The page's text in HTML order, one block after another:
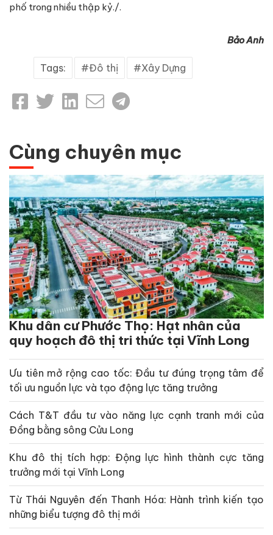
phố trong nhiều thập kỷ./.
Bảo Anh
Tags: Đô thị Xây Dựng
Cùng chuyên mục
Khu dân cư Phước Thọ: Hạt nhân của
quy hoạch đô thị tri thức tại Vĩnh Long
Ưu tiên mở rộng cao tốc: Đầu tư đúng trọng tâm để
tối ưu nguồn lực và tạo động lực tăng trưởng
Cách T&T đầu tư vào năng lực cạnh tranh mới của
Đồng bằng sông Cửu Long
Khu đô thị tích hợp: Động lực hình thành cực tăng
trưởng mới tại Vĩnh Long
Từ Thái Nguyên đến Thanh Hóa: Hành trình kiến tạo
những biểu tượng đô thị mới